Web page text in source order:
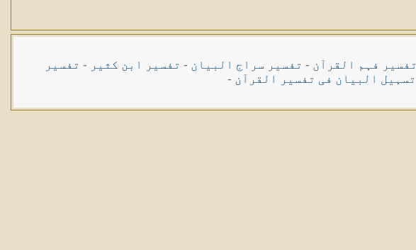
تفسیر فہم القرآن - تفسیر سراج البیان - تفسیر ابن کثیر - تفسیر
تسہیل البیان فی تفسیر القرآن -